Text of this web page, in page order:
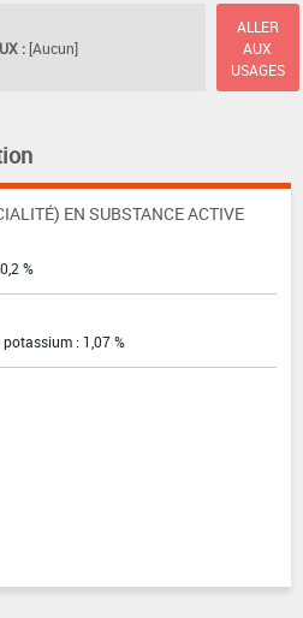
: [Aucun]
ALLER
AUX
USAGES
EN SUBSTANCE ACTIVE
%
: 1,07 %